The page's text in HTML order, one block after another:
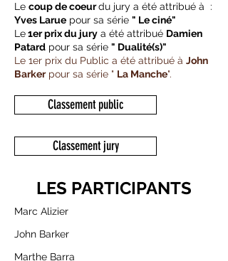
Le coup de coeurdu jury a été attribué à :
Yves Larue pour sa série " Le ciné"
Le1er prix du jury a été attribué Damien
Patard pour sa série " Dualité(s)"
Le 1er prix du Public a été attribué à John
Barkerpour sa série " La Manche".
Classement public
Classement jury
LES PARTICIPANTS
Marc Alizier
John Barker
Marthe Barra